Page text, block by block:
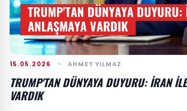
15.05.2026 AHMET YILMAZ
TRUMP'TAN DÜNYAYA DUYURU: İRAN
VARDIK